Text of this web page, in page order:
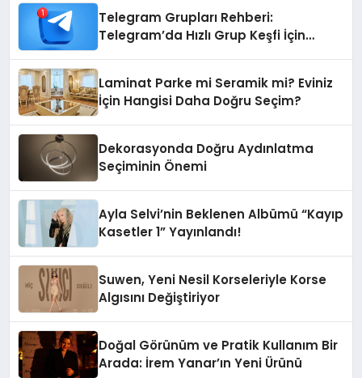
Telegram Grupları Rehberi:
Telegram’da Hızlı Grup Keşfi İçin
Laminat Parke mi Seramik mi? Eviniz
İçin Hangisi Daha Doğru Seçim?
Dekorasyonda Doğru Aydınlatma
Seçiminin Önemi
Ayla Selvi’nin Beklenen Albümü “Kayıp
Kasetler 1” Yayınlandı!
Suwen, Yeni Nesil Korseleriyle Korse
Algısını Değiştiriyor
Doğal Görünüm ve Pratik Kullanım Bir
Arada: İrem Yanar’ın Yeni Ürünü